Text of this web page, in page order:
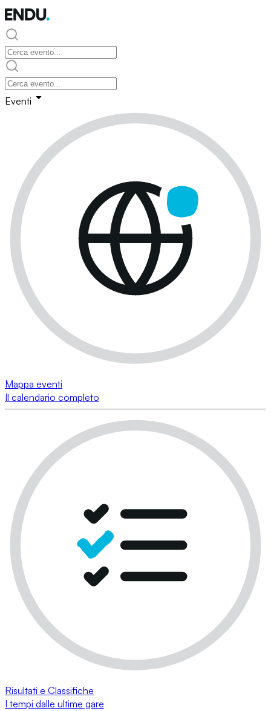
Eventi
Mappa eventi
Il calendario completo
Risultati e Classifiche
I tempi dalle ultime gare